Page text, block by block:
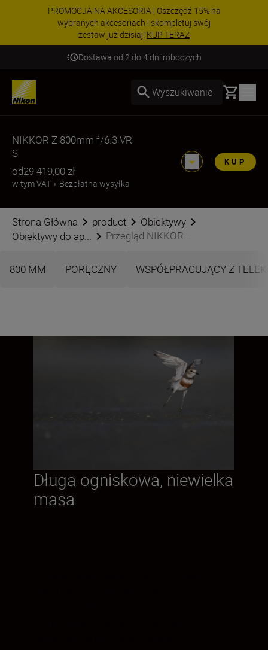
PROMOCJA NA AKCESORIA | Oszczędź 15% na
wybranych akcesoriach i skompletuj swój
zestaw już dzisiaj! KUP TERAZ
Dostawa od 2 do 4 dni roboczych
Wyszukiwanie Basket
NIKKOR Z 800mm f/6.3 VR
S
od29 419,00 zł
w tym VAT+ Bezpłatna wysyłka
KUP
Strona Główna product
Obiektywy
Obiektywy do ap...
Przegląd NIKKOR...
800 MM PORĘCZNY WSPÓŁPRACUJĄCY Z
Długa ogniskowa, niewielka
masa